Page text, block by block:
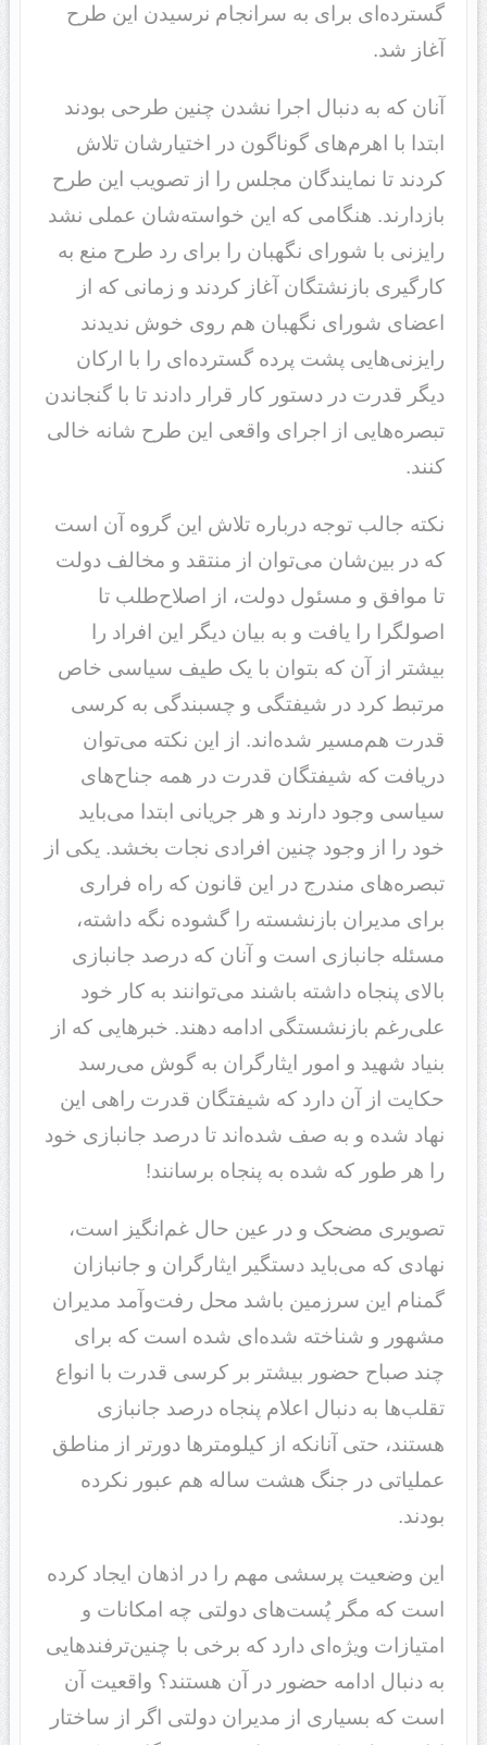
گسترده‌ای برای به سرانجام نرسیدن این طرح
آغاز شد.
آنان که به دنبال اجرا نشدن چنین طرحی بودند
ابتدا با اهرم‌های گوناگون در اختیارشان تلاش
کردند تا نمایندگان مجلس را از تصویب این طرح
بازدارند. هنگامی که این خواسته‌شان عملی نشد
رایزنی با شورای نگهبان را برای رد طرح منع به
کارگیری بازنشتگان آغاز کردند و زمانی که از
اعضای شورای نگهبان هم روی خوش ندیدند
رایزنی‌هایی پشت پرده گسترده‌ای را با ارکان
دیگر قدرت در دستور کار قرار دادند تا با گنجاندن
تبصره‌هایی از اجرای واقعی این طرح شانه خالی
کنند.
نکته جالب توجه درباره تلاش این گروه آن است
که در بین‌شان می‌توان از منتقد و مخالف دولت
تا موافق و مسئول دولت، از اصلاح‌طلب تا
اصولگرا را یافت و به بیان دیگر این افراد را
بیشتر از آن که بتوان با یک طیف سیاسی خاص
مرتبط کرد در شیفتگی و چسبندگی به کرسی
قدرت هم‌مسیر شده‌اند. از این نکته می‌توان
دریافت که شیفتگان قدرت در همه جناح‌های
سیاسی وجود دارند و هر جریانی ابتدا می‌باید
خود را از وجود چنین افرادی نجات بخشد. یکی از
تبصره‌های مندرج در این قانون که راه فراری
برای مدیران بازنشسته را گشوده نگه داشته،
مسئله جانبازی است و آنان که درصد جانبازی
بالای پنجاه داشته باشند می‌توانند به کار خود
علی‌رغم بازنشستگی ادامه دهند. خبرهایی که از
بنیاد شهید و امور ایثارگران به گوش می‌رسد
حکایت از آن دارد که شیفتگان قدرت راهی این
نهاد شده و به صف شده‌اند تا درصد جانبازی خود
را هر طور که شده به پنجاه برسانند!
تصویری مضحک و در عین حال غم‌انگیز است،
نهادی که می‌باید دستگیر ایثارگران و جانبازان
گمنام این سرزمین باشد محل رفت‌وآمد مدیران
مشهور و شناخته شده‌ای شده است که برای
چند صباح حضور بیشتر بر کرسی قدرت با انواع
تقلب‌ها به دنبال اعلام پنجاه درصد جانبازی
هستند، حتی آنانکه از کیلومترها دورتر از مناطق
عملیاتی در جنگ هشت ساله هم عبور نکرده
بودند.
این وضعیت پرسشی مهم را در اذهان ایجاد کرده
است که مگر پُست‌های دولتی چه امکانات و
امتیازات ویژه‌ای دارد که برخی با چنین‌ترفندهایی
به دنبال ادامه حضور در آن هستند؟ واقعیت آن
است که بسیاری از مدیران دولتی اگر از ساختار